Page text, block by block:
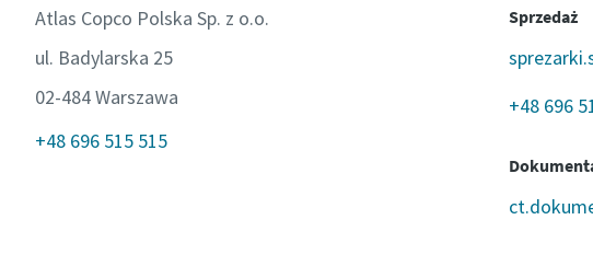
Atlas Copco Polska Sp. z o.o.
ul. Badylarska 25
02-484 Warszawa
+48 696 515 515
Sprzedaż
+48 696